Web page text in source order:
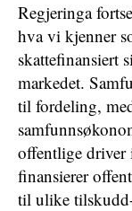
Regjeringa
hva vi kjenner
skattefinansiert
markedet.
til fordeling,
offentlige driver
finansierer
til ulike